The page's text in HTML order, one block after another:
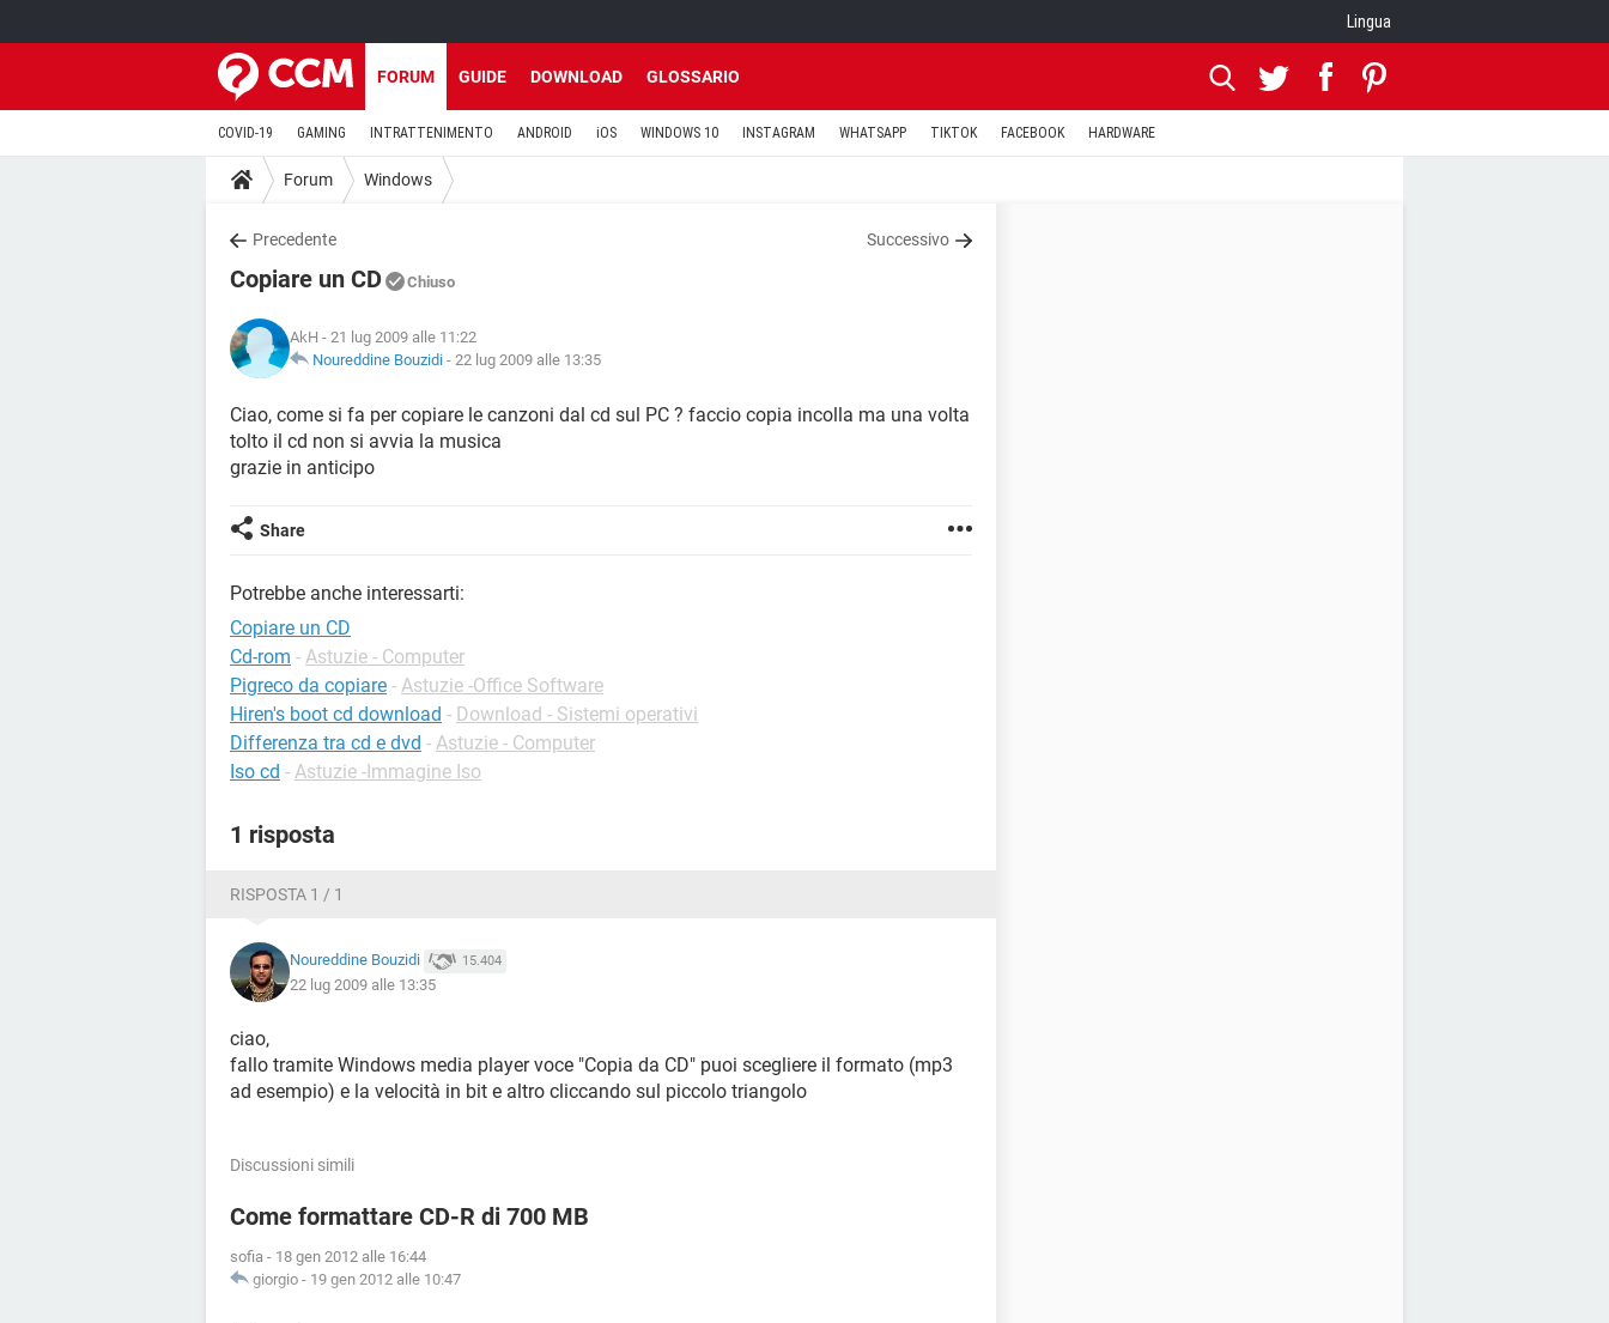
Lingua
FORUM GUIDE DOWNLOAD GLOSSARIO
COVID-19 GAMING INTRATTENIMENTO ANDROID iOS WINDOWS 10 INSTAGRAM WHATSAPP TIKTOK FACEBOOK HARDWARE
Forum Windows
Precedente Successivo
Copiare un CD Chiuso
AkH - 21 lug 2009 alle 11:22
Noureddine Bouzidi - 22 lug 2009 alle 13:35
Ciao, come si fa per copiare le canzoni dal cd sul PC ? faccio copia incolla ma una volta
tolto il cd non si avvia la musica
grazie in anticipo
Share
Potrebbe anche interessarti:
Copiare un CD
Cd-rom - Astuzie - Computer
Pigreco da copiare - Astuzie -Office Software
Hiren's boot cd download - Download - Sistemi operativi
Differenza tra cd e dvd - Astuzie - Computer
Iso cd - Astuzie -Immagine Iso
1 risposta
RISPOSTA 1 / 1
Noureddine Bouzidi 15.404
22 lug 2009 alle 13:35
ciao,
fallo tramite Windows media player voce "Copia da CD" puoi scegliere il formato (mp3
ad esempio) e la velocità in bit e altro cliccando sul piccolo triangolo
Discussioni simili
Come formattare CD-R di 700 MB
sofia - 18 gen 2012 alle 16:44
giorgio - 19 gen 2012 alle 10:47